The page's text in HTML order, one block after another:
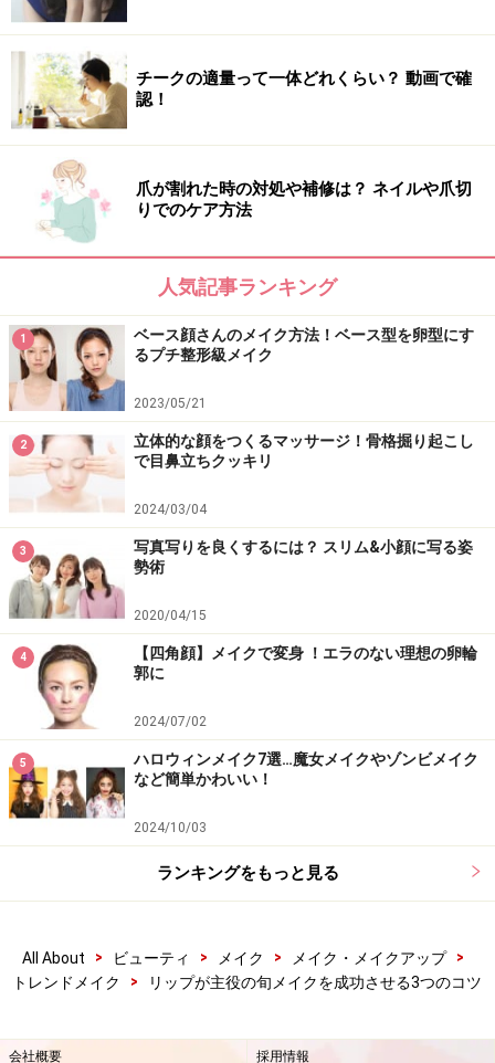
チークの適量って一体どれくらい？ 動画で確
認！
爪が割れた時の対処や補修は？ ネイルや爪切
りでのケア方法
人気記事ランキング
1
ベース顔さんのメイク方法！ベース型を卵型にす
るプチ整形級メイク
2023/05/21
2
立体的な顔をつくるマッサージ！骨格掘り起こし
で目鼻立ちクッキリ
2024/03/04
3
写真写りを良くするには？ スリム&小顔に写る姿
勢術
2020/04/15
4
【四角顔】メイクで変身 ！エラのない理想の卵輪
郭に
2024/07/02
5
ハロウィンメイク7選…魔女メイクやゾンビメイク
など簡単かわいい！
2024/10/03
ランキングをもっと見る
All About > ビューティ > メイク > メイク・メイクアップ
>
トレンドメイク
> リップが主役の旬メイクを成功させる3つのコツ
会社概要 採用情報